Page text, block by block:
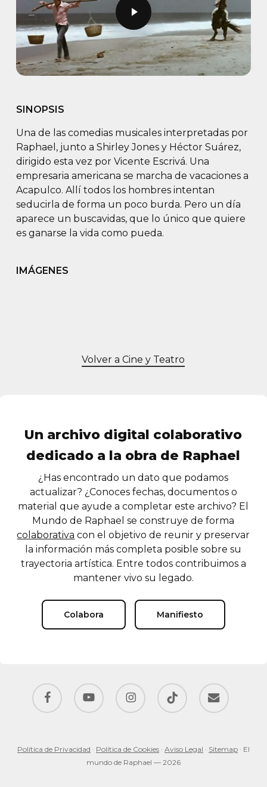
SINOPSIS
Una de las comedias musicales interpretadas por
Raphael, junto a Shirley Jones y Héctor Suárez,
dirigido esta vez por Vicente Escrivá. Una
empresaria americana se marcha de vacaciones a
Acapulco. Allí todos los hombres intentan
seducirla de forma un poco burda. Pero un día
aparece un buscavidas, que lo único que quiere
es ganarse la vida como pueda.
IMÁGENES
Volver a Cine y Teatro
Un archivo digital colaborativo
dedicado a la obra de Raphael
¿Has encontrado un dato que podamos
actualizar? ¿Conoces fechas, documentos o
material que ayude a completar este archivo? El
Mundo de Raphael se construye de forma
colaborativa con el objetivo de reunir y preservar
la información más completa posible sobre su
trayectoria artística. Entre todos contribuimos a
mantener vivo su legado.
Colabora Manifiesto
facebook youtube instagram tiktok email
Política de Privacidad · Política de Cookies · Aviso Legal · Sitemap · El
mundo de Raphael — 2026